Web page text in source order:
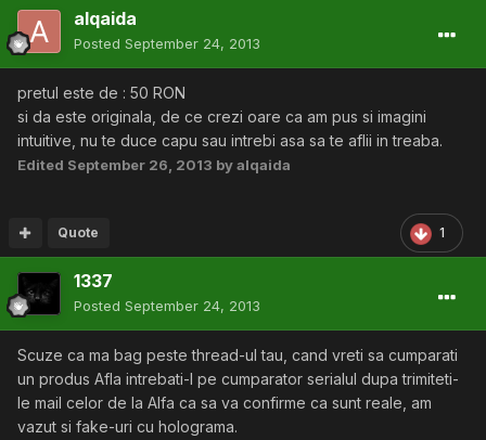
alqaida
Posted September 24, 2013
pretul este de : 50 RON
si da este originala, de ce crezi oare ca am pus si imagini
intuitive, nu te duce capu sau intrebi asa sa te aflii in treaba.
Edited September 26, 2013 by alqaida
1
Quote
1337
Posted September 24, 2013
Scuze ca ma bag peste thread-ul tau, cand vreti sa cumparati
un produs Afla intrebati-l pe cumparator serialul dupa trimiteti-
le mail celor de la Alfa ca sa va confirme ca sunt reale, am
vazut si fake-uri cu holograma.